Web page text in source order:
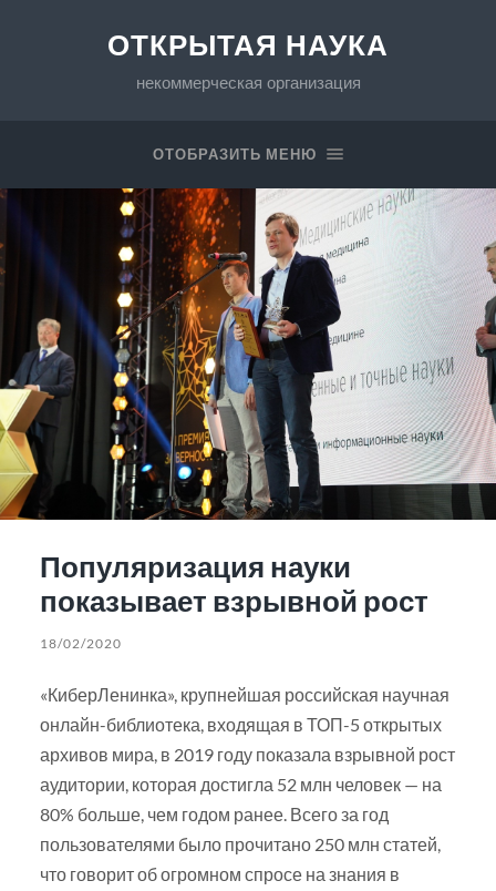
ОТКРЫТАЯ НАУКА
некоммерческая организация
ОТОБРАЗИТЬ МЕНЮ
Популяризация науки
показывает взрывной рост
18/02/2020
«КиберЛенинка», крупнейшая российская научная
онлайн-библиотека, входящая в ТОП-5 открытых
архивов мира, в 2019 году показала взрывной рост
аудитории, которая достигла 52 млн человек — на
80% больше, чем годом ранее. Всего за год
пользователями было прочитано 250 млн статей,
что говорит об огромном спросе на знания в